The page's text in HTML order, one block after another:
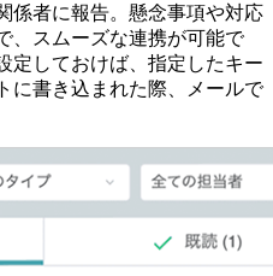
係者に報告。懸念事項や対応
、スムーズな連携が可能で
定しておけば、指定したキー
に書き込まれた際、メールで